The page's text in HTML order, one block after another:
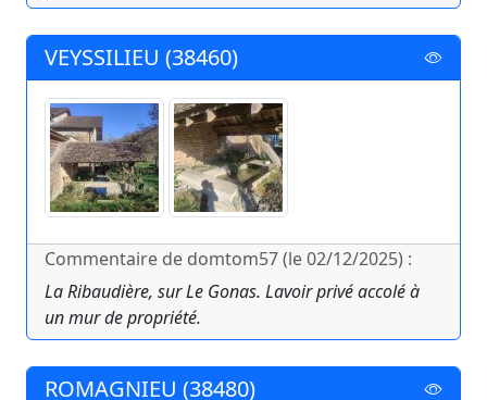
VEYSSILIEU (38460)
Commentaire de domtom57 (le 02/12/2025) :
La Ribaudière, sur Le Gonas. Lavoir privé accolé à
un mur de propriété.
ROMAGNIEU (38480)